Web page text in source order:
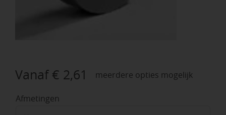
Vanaf € 2,61 meerdere opties mogelijk
Afmetingen